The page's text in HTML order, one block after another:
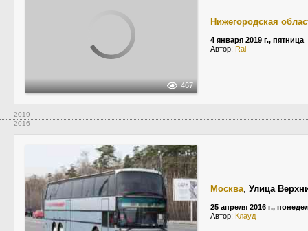
467
Нижегородская
4 января 2019 г., пятница
Автор: Rai
2019
2016
Москва, Улица
25 апреля 2016 г.,
Автор: Клауд